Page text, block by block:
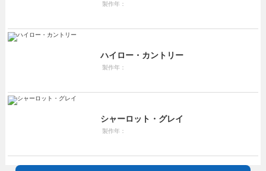
製作年：
ハイロー・カントリー
製作年：
シャーロット・グレイ
製作年：